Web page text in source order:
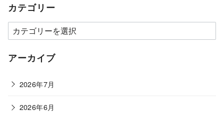
カテゴリー
カ
テ
ゴ
ー
アーカイブ
2026年7月
2026年6月